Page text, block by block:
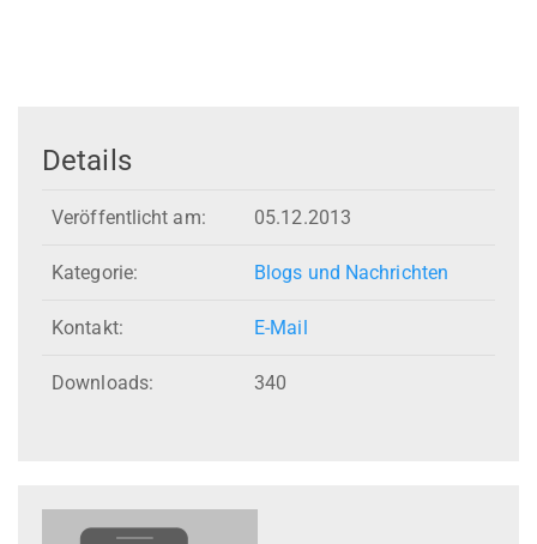
Details
Veröffentlicht am: 05.12.2013
Kategorie: Blogs und Nachrichten
Kontakt: E-Mail
Downloads: 340